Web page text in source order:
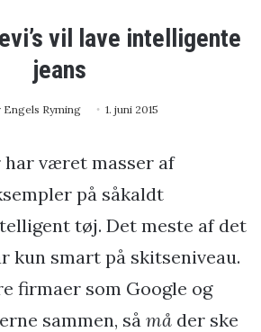
vil lave intelligente
jeans
Engels Ryming 1. juni 2015
har været masser af
på såkaldt
tøj. Det meste af det
kun smart på skitseniveau.
firmaer som Google og
sammen, så må der ske